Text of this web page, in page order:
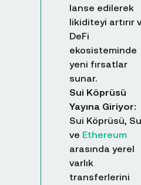
lanse edilerek
likiditeyi artırır
DeFi
ekosisteminde
yeni fırsatlar
sunar.
Sui Köprüsü
Yayına Giriyor:
Sui Köprüsü,
ve Ethereum
arasında yerel
varlık
transferlerini